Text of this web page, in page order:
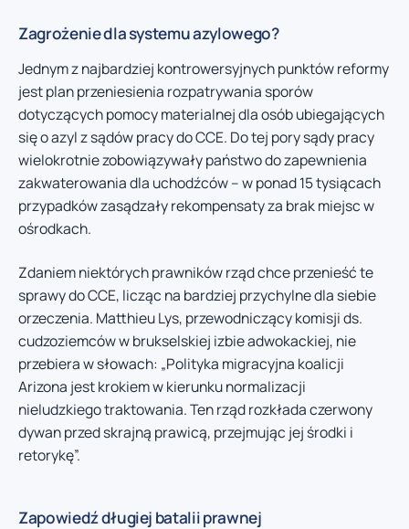
Zagrożenie dla systemu azylowego?
Jednym z najbardziej kontrowersyjnych punktów reformy
jest plan przeniesienia rozpatrywania sporów
dotyczących pomocy materialnej dla osób ubiegających
się o azyl z sądów pracy do CCE. Do tej pory sądy pracy
wielokrotnie zobowiązywały państwo do zapewnienia
zakwaterowania dla uchodźców – w ponad 15 tysiącach
przypadków zasądzały rekompensaty za brak miejsc w
ośrodkach.
Zdaniem niektórych prawników rząd chce przenieść te
sprawy do CCE, licząc na bardziej przychylne dla siebie
orzeczenia. Matthieu Lys, przewodniczący komisji ds.
cudzoziemców w brukselskiej izbie adwokackiej, nie
przebiera w słowach: „Polityka migracyjna koalicji
Arizona jest krokiem w kierunku normalizacji
nieludzkiego traktowania. Ten rząd rozkłada czerwony
dywan przed skrajną prawicą, przejmując jej środki i
retorykę”.
Zapowiedź długiej batalii prawnej